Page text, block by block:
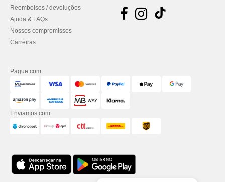
Reembolsos / devoluções
Ajuda & FAQs
Nossos compromissos
Carreiras
Pague com
Enviamos com